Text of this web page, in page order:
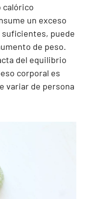
calórico
un exceso
suficientes, puede
de peso.
del equilibrio
corporal es
variar de persona